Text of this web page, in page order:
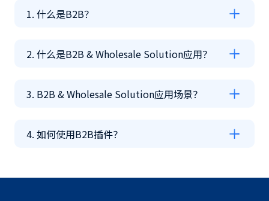
1. 什么是B2B？
2. 什么是B2B & Wholesale Solution应用？
3. B2B & Wholesale Solution应用场景？
4. 如何使用B2B插件？